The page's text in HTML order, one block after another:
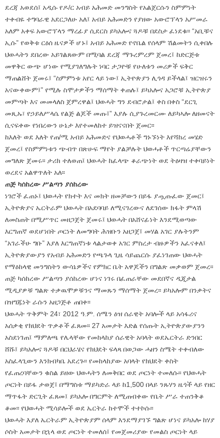
ደረጃ አወደሰ፤ አዲሱ የዶ/ር አብይ አሕመድ መንግስት የአልጀርሱን ስምምነት
ተቀብዬ ተግባራዊ አደርጋለሁ አለ፤ አብይ አሕመድን የያዘው አውሮፕላን አሥመራ
አለም አቀፍ አውሮፕላን ማረፊያ ሲደርስ ይካአሎና ጓዶቹ በደስታ ፈነደቁ፡፡ “አቢቹና
ኢሱ” የወቅቱ ርዕሰ ዜናዎች ሆኑ፤ አብይ አሕመድ የኖቤል የሰላም ሽልመትን ሲቀበሉ
ህወሓትን ደበረው አይገልጸውም በሚባል ደረጃ ማጉረምረም ጀመረ፤ ከድርጅቱ
መዋቅር ውጭ ሆነው የሚያገለግሉት ነባር ታጋዮቹ የሁለቱን መሪዎች ፍቅር
ማጠልሸት ጀመሩ፤ “ስምምነቱ አየር ላይ ነው፤ ኢትዮጵያን ሊጎዳ ይችላል፤ ዝርዝሩን
አናውቀውም፤” የሚሉ ስሞታዎችን ማሰማት ቀጠሉ፤ ይካአሎና አጋሮቹ ኢትዮጵያ
መምጣት እና መመላለስ ጀምረዋል፤ ህወሓት ግን ደብሮታል፤ ቀስ በቀስ “ደርጊ
መጺኡ፣ የኃይለሥላሴ የልጅ ልጆች መጡ፤” እያሉ ሲያጉረመርሙ ለይካኣሎ ለዘመናት
ሲናፍቀው የነበረውን ሁኔታ እየተመለከተ ይዝናናበት ጀመር፡፡
ከእለት ወደ እለት የጠ/ሚ አብይ አሕመድና የህወሓቶች ግኑኙነት እየሻከረ መሄድ
ጀመረ፤ የስምምነቱን ጭብጥ በጽሁፍ ማየት ያልቻሉት ህወሓቶች ጥርጣሬያቸውን
መግለጽ ጀመሩ፡፡ ታሪክ ተለወጠ፤ ህወሓት ከፈላጭ ቆራጭነት ወደ ትዕዛዝ ተቀባይነት
ወረደና አልዋጥለት አለ፡፡
ጠጅ ካሰከረው ሥልጣን ያሰከረው
ነገሮች ፈጠኑ፤ ህወሓት የክተት እና መክት ዘመቻውን በይፋ ያጧጡፈው ጀመር፤
ኢትዮጵያና ኤርትራም ህወሓት በአደባባይ ለሚናገረውና ለደገሰው ክፋት ምላሽ
ለመስጠት በሚሥጥር መዘጋጀት ጀመሩ፤ ህወሓት በአሸናፊነት እንደሚወጣው
እርግጠኛ ወደሆነበት ጦርነት ለመግባት ሕዝቡን አዘጋጀ፤ መሃል አገር ያሉትንም
“አገራችሁ ግቡ” እያለ እርግጠኛነቱ ላልታወቀ አገር ምስረታ ብዙዎችን አፈናቀለ፤
ኢትዮጵያውያን የአብይ አሕመድን የጫጉላ ጊዜ ሳይጨርሱ ያፈነገጠው ህወሓት
የማዕከላዊ መንግስትን ውሳኔዎችና የምክር ቤት አዋጆችን በግልጽ መቃወም ጀመረ፡፡
ጠጅ ካሰከረው ሥልጣን ያሰከረው ሆነና ነገሩ በፈጠራቸው መደበኛና ዲጂታል
ሚዲያዎቹ ግልጽ ተቃዉሞዎቹንና ማመጹን ማሰማት ጀመረ፡፡ ይካአሎም በንቃትና
በዝግጁነት ራሱን አዘጋጅቶ ጠበቀ፡፡
ህወሓት ጥቅምት 24፣ 2012 ዓ.ም. ሰሜን ዕዝ ሰራዊት አባሎች ላይ አሳፋሪና
አሰቃቂ የክህደት ጥቃቶች ፈጸመ፡፡ 27 አመታት እድል የሰጡት ኢትዮጵያውያንን
አስደነገጠ፤ ማምለጫ የሌላቸው የመከላከያ ሰራዊት አባላት ወደኤርትራ ድንበር
ሸሹ፤ ይካአሎና ጓዶቹ በርህራሄና የክህደት ፍላጻ በወጋው ሓዘን ስሜት ተቀብለው
አስፈላጊውን እንክብካቤ አደረጉ፡፡ የመከላከያው አባላት የክህደት ቀስት
የፈጠረባቸውን ቁስል ይዘው ህወሓትን ለመቅበር ወደ ጦርነት ተመለሱ፡፡ የህወሓት
ጦርነት በይፋ ታወጀ፤ በማግስቱ ማይካድራ ላይ ከ1,500 በላይ ንጹሃን ዜጎች ላይ የዘር
ማጥፋት ድርጊት ፈጸመ፤ ይካአሎ በግርምት ለሚጠብቀው የቤት ሥራ ተጠንቅቆ
ቆመ፡፡ የህወሓት ሚሳይሎች ወደ ኤርትራ ከተሞች ተተኮሱ፡፡
ህወሓት እያለ ኤርትራም ኢትዮጵያም ሰላም እንደማያገኙ ግልጽ ሆነና ይካአሎ ከሃያ
ሶስት አመታት በኋላ ወደ ጦርነት ተመለሰ፤ የመጀመሪያው የመልስ ጦርነት ላይ